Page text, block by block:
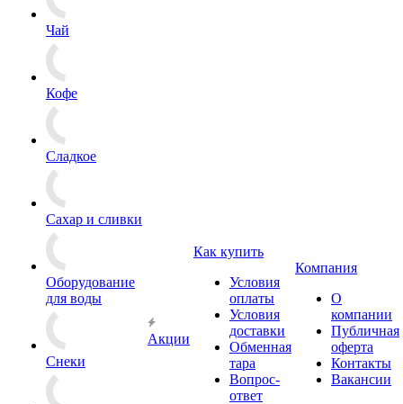
Чай
Кофе
Сладкое
Сахар и сливки
Оборудование
для воды
Снеки
Акции
Как купить
Условия
оплаты
Условия
доставки
Обменная
тара
Вопрос-
ответ
Компания
О
компании
Публичная
оферта
Контакты
Вакансии